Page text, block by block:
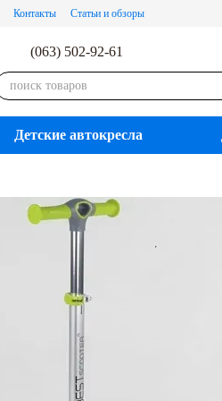
Контакты Статьи и обзоры
(063) 502-92-61
Детские автокресла